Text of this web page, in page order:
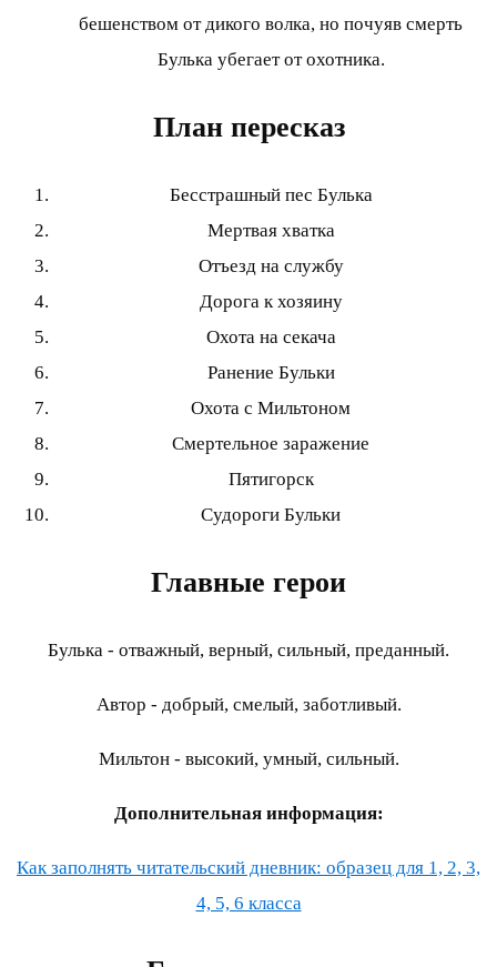
бешенством от дикого волка, но почуяв смерть
Булька убегает от охотника.
План пересказ
Бесстрашный пес Булька
Мертвая хватка
Отъезд на службу
Дорога к хозяину
Охота на секача
Ранение Бульки
Охота с Мильтоном
Смертельное заражение
Пятигорск
Судороги Бульки
Главные герои
Булька - отважный, верный, сильный, преданный.
Автор - добрый, смелый, заботливый.
Мильтон - высокий, умный, сильный.
Дополнительная информация:
Как заполнять читательский дневник: образец для 1, 2, 3,
4, 5, 6 класса